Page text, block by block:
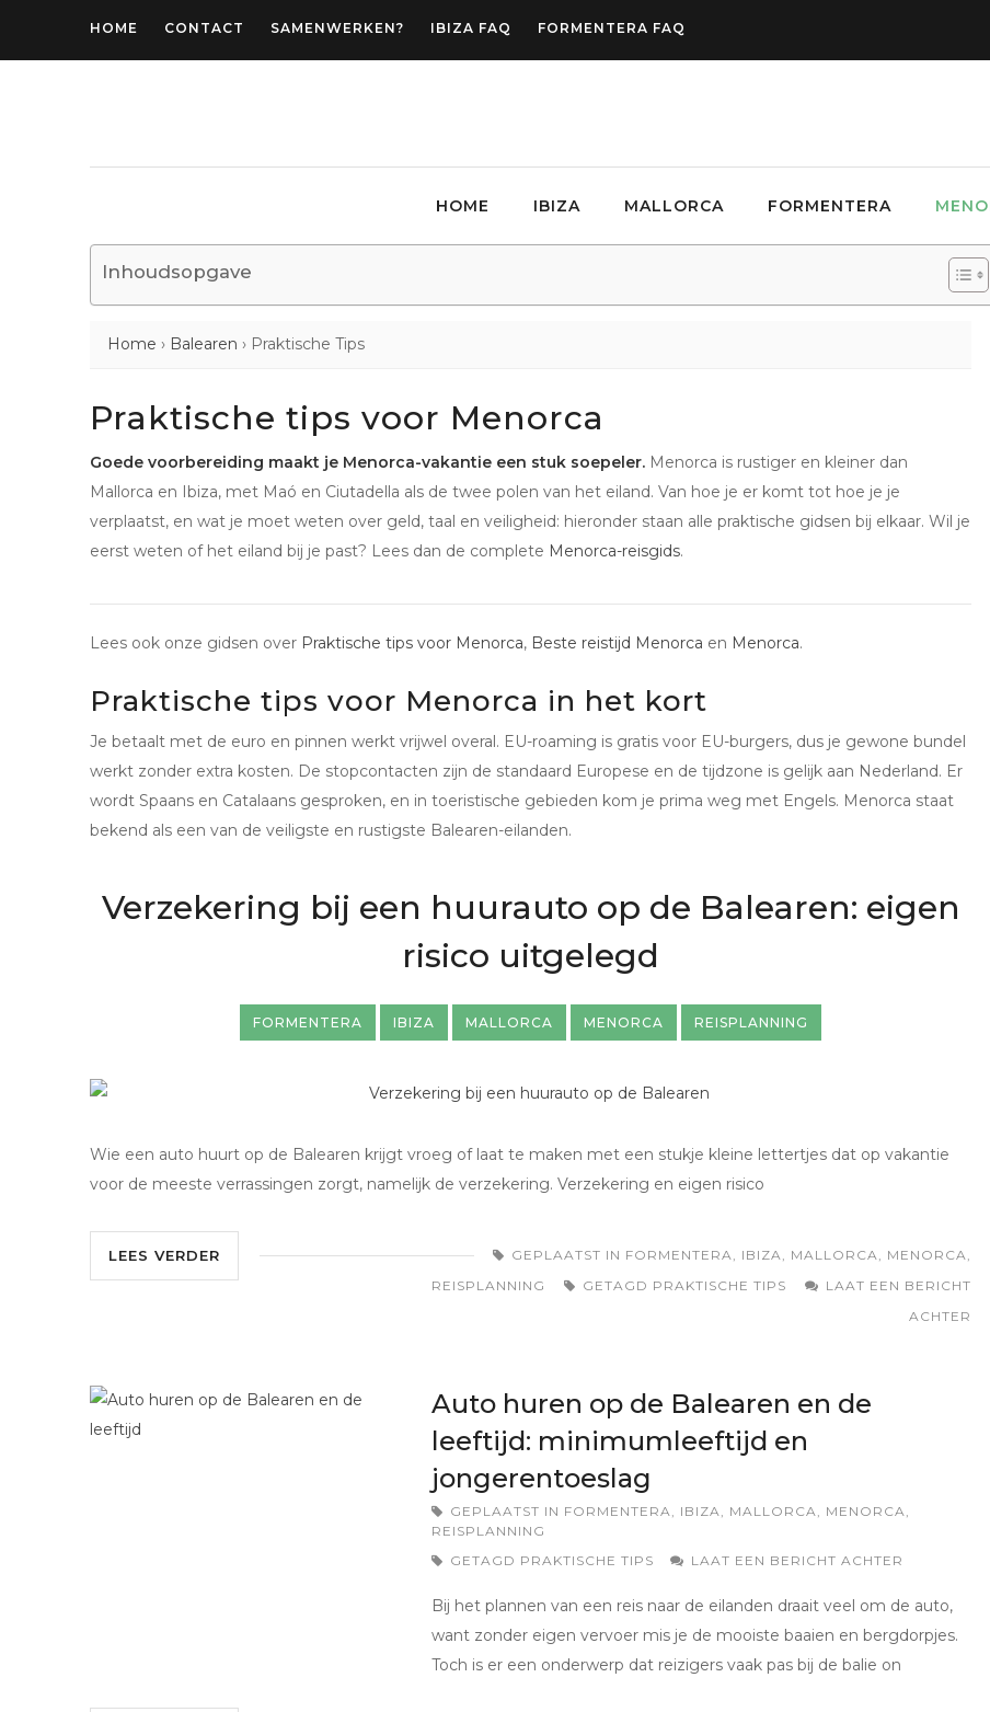
HOME CONTACT SAMENWERKEN? IBIZA FAQ FORMENTERA FAQ
HOME IBIZA MALLORCA FORMENTERA
Inhoudsopgave
Home › Balearen › Praktische Tips
Praktische tips voor Menorca
Goede voorbereiding maakt je Menorca-vakantie een stuk soepeler. Menorca is rustiger en kleiner dan
Mallorca en Ibiza, met Maó en Ciutadella als de twee polen van het eiland. Van hoe je er komt tot hoe je je
verplaatst, en wat je moet weten over geld, taal en veiligheid: hieronder staan alle praktische gidsen bij elkaar. Wil je
eerst weten of het eiland bij je past? Lees dan de complete Menorca-reisgids.
Lees ook onze gidsen over Praktische tips voor Menorca, Beste reistijd Menorca en Menorca.
Praktische tips voor Menorca in het kort
Je betaalt met de euro en pinnen werkt vrijwel overal. EU-roaming is gratis voor EU-burgers, dus je gewone bundel
werkt zonder extra kosten. De stopcontacten zijn de standaard Europese en de tijdzone is gelijk aan Nederland. Er
wordt Spaans en Catalaans gesproken, en in toeristische gebieden kom je prima weg met Engels. Menorca staat
bekend als een van de veiligste en rustigste Balearen-eilanden.
Verzekering bij een huurauto op de Balearen: eigen
risico uitgelegd
FORMENTERA IBIZA MALLORCA MENORCA REISPLANNING
Wie een auto huurt op de Balearen krijgt vroeg of laat te maken met een stukje kleine lettertjes dat op vakantie
voor de meeste verrassingen zorgt, namelijk de verzekering. Verzekering en eigen risico
LEES VERDER GEPLAATST IN FORMENTERA, IBIZA, MALLORCA, MENORCA,
REISPLANNING
GETAGD PRAKTISCHE TIPS
LAAT EEN BERICHT
ACHTER
Auto huren op de Balearen en de
leeftijd: minimumleeftijd en
jongerentoeslag
GEPLAATST IN FORMENTERA, IBIZA, MALLORCA, MENORCA,
REISPLANNING
GETAGD PRAKTISCHE TIPS LAAT EEN BERICHT ACHTER
Bij het plannen van een reis naar de eilanden draait veel om de auto,
want zonder eigen vervoer mis je de mooiste baaien en bergdorpjes.
Toch is er een onderwerp dat reizigers vaak pas bij de balie on